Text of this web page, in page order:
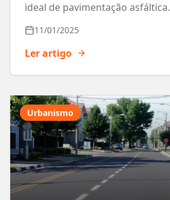
ideal de pavimentação asfáltica.
11/01/2025
Ler artigo
Urbanismo